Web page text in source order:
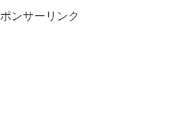
ンサーリンク